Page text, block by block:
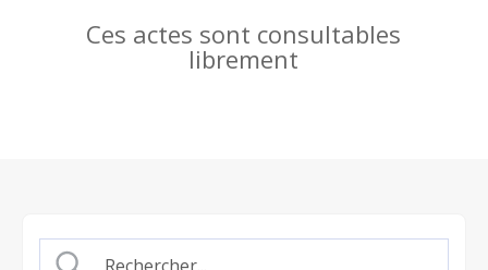
Ces actes sont consultables
librement